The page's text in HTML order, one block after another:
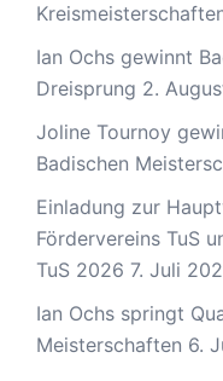
Ian Ochs gewinnt
Dreisprung 2.
Joline Tournoy
Badischen
Einladung zur
Fördervereins TuS
TuS 2026 7. Juli
Ian Ochs springt
Meisterschaften 6.